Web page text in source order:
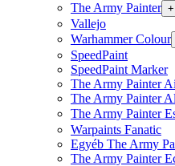
The Army Painter +
Vallejo
Warhammer Colour
SpeedPaint
SpeedPaint Marker
The Army Painter
The Army Painter
The Army Painter
Warpaints Fanatic
Egyéb The Army
The Army Painter